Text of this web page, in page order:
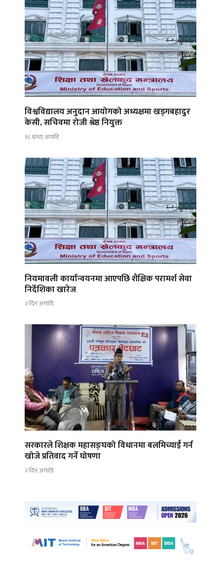
विश्वविद्यालय अनुदान आयोगको अध्यक्षमा खड्गबहादुर
केसी, सचिवमा रोजी श्रेष्ठ नियुक्त
१८ घण्टा अगाडि
नियमावली कार्यान्वयनमा आएपछि शैक्षिक परामर्श सेवा
निर्देशिका खारेज
२ दिन अगाडि
सरकारले शिक्षक महासङ्घको विधानमा बलमिच्याईँ गर्न
खोजे प्रतिवाद गर्ने घोषणा
२ दिन अगाडि